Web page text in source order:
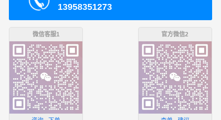
13958351273
微信客服1 官方微信2